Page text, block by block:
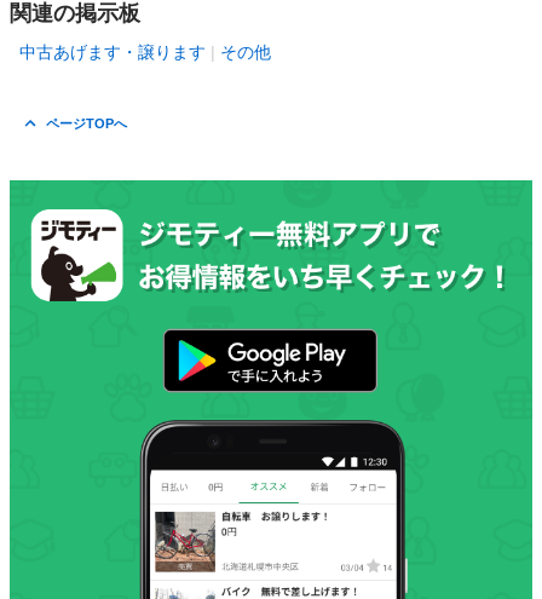
関連の掲示板
中古あげます・譲ります その他
ページTOPへ